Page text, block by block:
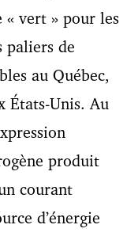
« vert » pour les
paliers de
au Québec,
États-Unis. Au
produit
courant
d’énergie